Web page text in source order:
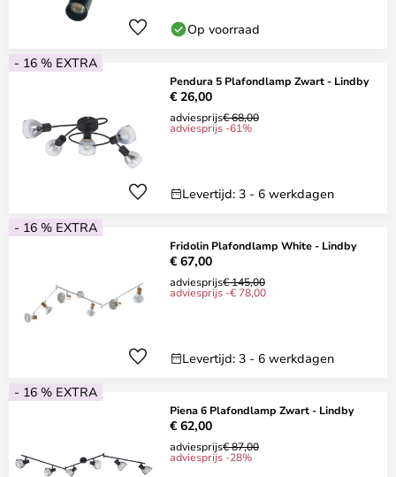
Op voorraad
- 16 % EXTRA
Pendura 5 Plafondlamp Zwart - Lindby
€ 26,00
adviesprijs€ 68,00
adviesprijs -61%
Levertijd: 3 - 6 werkdagen
- 16 % EXTRA
Fridolin Plafondlamp White - Lindby
€ 67,00
adviesprijs€ 145,00
adviesprijs -€ 78,00
Levertijd: 3 - 6 werkdagen
- 16 % EXTRA
Piena 6 Plafondlamp Zwart - Lindby
€ 62,00
adviesprijs€ 87,00
adviesprijs -28%